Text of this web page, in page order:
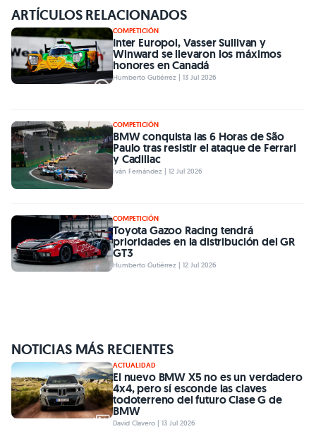
ARTÍCULOS RELACIONADOS
COMPETICIÓN
Inter Europol, Vasser Sullivan y
Winward se llevaron los máximos
honores en Canadá
Humberto Gutiérrez | 13 Jul 2026
COMPETICIÓN
BMW conquista las 6 Horas de São
Paulo tras resistir el ataque de Ferrari
y Cadillac
Iván Fernández | 12 Jul 2026
COMPETICIÓN
Toyota Gazoo Racing tendrá
prioridades en la distribución del GR
GT3
Humberto Gutiérrez | 12 Jul 2026
NOTICIAS MÁS RECIENTES
ACTUALIDAD
El nuevo BMW X5 no es un verdadero
4x4, pero sí esconde las claves
todoterreno del futuro Clase G de
BMW
David Clavero | 13 Jul 2026